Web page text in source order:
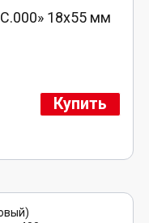
18х55 мм
Купить